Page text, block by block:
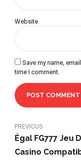
Website
Save my name,
time I comment.
POST COMMENT
PREVIOUS
Égal FG777 Jeu
Casino